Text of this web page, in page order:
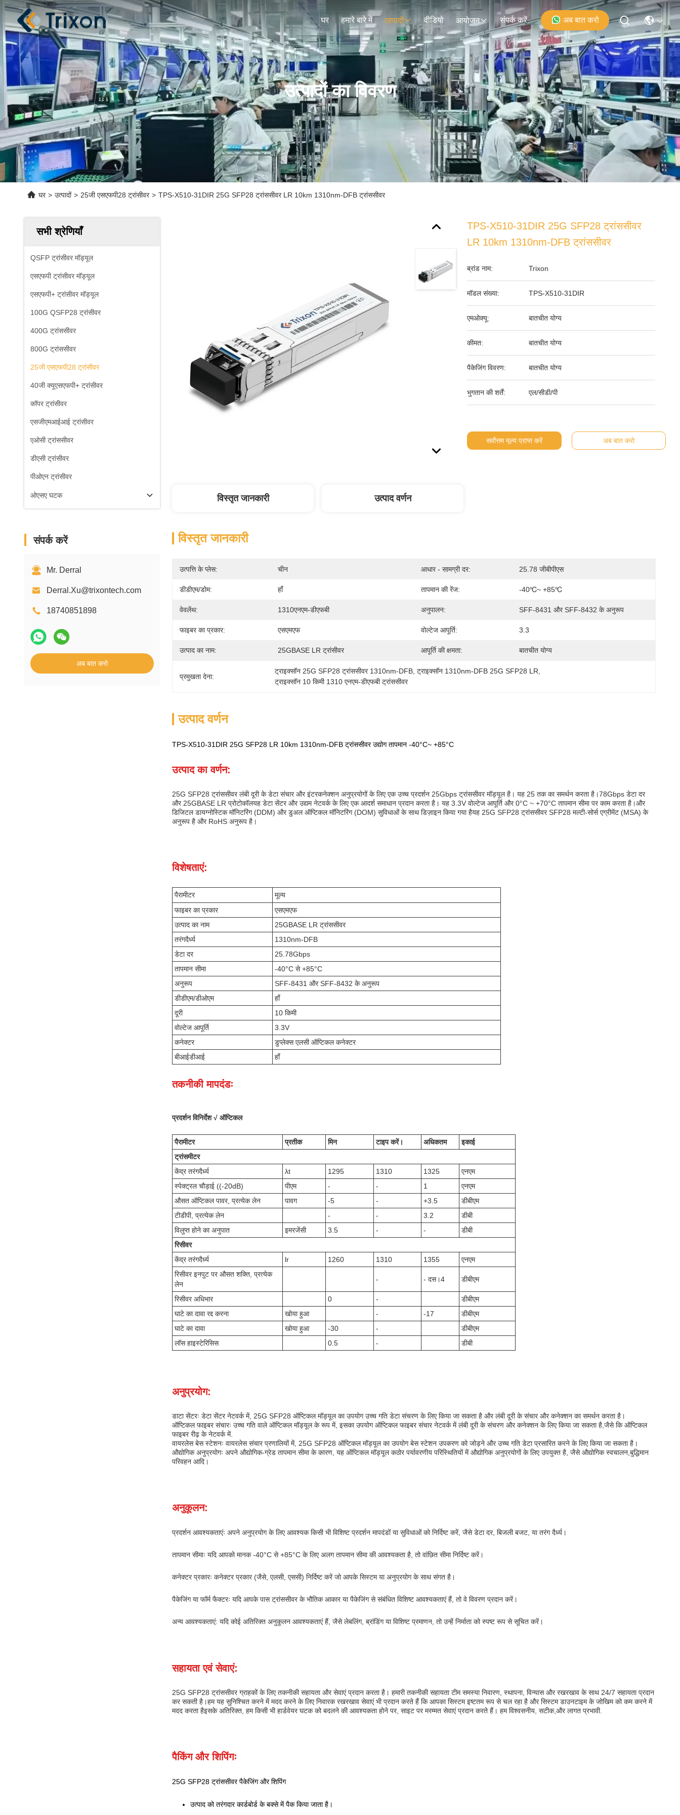
घर हमारे बारे में उत्पादों वीडियो आयोजन संपर्क करें अब बात करो
उत्पादों का विवरण
घर > उत्पादों > 25जी एसएफपी28 ट्रांसीवर > TPS-X510-31DIR 25G SFP28 ट्रांससीवर LR 10km 1310nm-DFB ट्रांससीवर
सभी श्रेणियाँ
QSFP ट्रांसीवर मॉड्यूल
एसएफपी ट्रांसीवर मॉड्यूल
एसएफपी+ ट्रांसीवर मॉड्यूल
100G QSFP28 ट्रांसीवर
400G ट्रांससीवर
800G ट्रांससीवर
25जी एसएफपी28 ट्रांसीवर
40जी क्यूएसएफपी+ ट्रांसीवर
कॉपर ट्रांसीवर
एसजीएमआईआई ट्रांसीवर
एओसी ट्रांससीवर
डीएसी ट्रांसीवर
पीओएन ट्रांसीवर
ओएसए घटक
संपर्क करें
Mr. Derral
Derral.Xu@trixontech.com
18740851898
अब बात करो
TPS-X510-31DIR 25G SFP28 ट्रांससीवर
LR 10km 1310nm-DFB ट्रांससीवर
ब्रांड नाम: Trixon
मॉडल संख्या: TPS-X510-31DIR
एमओक्यू: बातचीत योग्य
कीमत: बातचीत योग्य
पैकेजिंग विवरण: बातचीत योग्य
भुगतान की शर्तें: एल/सीडी/पी
सर्वोत्तम मूल्य प्राप्त करें अब बात करो
विस्तृत जानकारी उत्पाद वर्णन
विस्तृत जानकारी
उत्पत्ति के प्लेस: चीन आधार - सामग्री दर: 25.78 जीबीपीएस
डीडीएम/डोम: हाँ तापमान की रेंज: -40℃~ +85℃
वेवलेंथ: 1310एनएम-डीएफबी अनुपालन: SFF-8431 और SFF-8432 के अनुरूप
फाइबर का प्रकार: एसएमएफ वोल्टेज आपूर्ति: 3.3
उत्पाद का नाम: 25GBASE LR ट्रांसीवर आपूर्ति की क्षमता: बातचीत योग्य
प्रमुखता देना:
ट्राइक्सॉन 25G SFP28 ट्रांससीवर 1310nm-DFB , ट्राइक्सॉन 1310nm-DFB 25G SFP28 LR
ट्राइक्सॉन 10 किमी 1310 एनएम-डीएफबी ट्रांससीवर
उत्पाद वर्णन
TPS-X510-31DIR 25G SFP28 LR 10km 1310nm-DFB ट्रांससीवर उद्योग तापमान -40°C~ +85°C
उत्पाद का वर्णन:
25G SFP28 ट्रांससीवर लंबी दूरी के डेटा संचार और इंटरकनेक्शन अनुप्रयोगों के लिए एक उच्च प्रदर्शन 25Gbps ट्रांससीवर मॉड्यूल है। यह 25 तक का समर्थन करता है।78Gbps डेटा दर
और 25GBASE LR प्रोटोकॉलयह डेटा सेंटर और उद्यम नेटवर्क के लिए एक आदर्श समाधान प्रदान करता है। यह 3.3V वोल्टेज आपूर्ति और 0°C ~ +70°C तापमान सीमा पर काम करता है।और
डिजिटल डायग्नोस्टिक मॉनिटरिंग (DDM) और डुअल ऑप्टिकल मॉनिटरिंग (DOM) सुविधाओं के साथ डिज़ाइन किया गया हैयह 25G SFP28 ट्रांससीवर SFP28 मल्टी-सोर्स एग्रीमेंट (MSA) के
अनुरूप है और RoHS अनुरूप है।
विशेषताएं:
पैरामीटर
मूल्य
फाइबर का प्रकार
एसएमएफ
उत्पाद का नाम
25GBASE LR ट्रांससीवर
तरंगदैर्ध्य
1310nm-DFB
डेटा दर
25.78Gbps
तापमान सीमा
-40°C से +85°C
अनुरूप
SFF-8431 और SFF-8432 के अनुरूप
डीडीएम/डीओएम
हाँ
दूरी
10 किमी
वोल्टेज आपूर्ति
3.3V
कनेक्टर
डुप्लेक्स एलसी ऑप्टिकल कनेक्टर
बीआईडीआई
हाँ
तकनीकी मापदंडः
प्रदर्शन विनिर्देश √ ऑप्टिकल
पैरामीटर प्रतीक मिन टाइप करें। अधिकतम
इकाई
ट्रांसमीटर
केंद्र तरंगदैर्ध्य
λt 1295 1310 1325
एनएम
स्पेक्ट्रल चौड़ाई ((-20dB)
पीएम - - 1
एनएम
औसत ऑप्टिकल पावर, प्रत्येक लेन
पावग -5 - +3.5
डीबीएम
टीडीपी, प्रत्येक लेन
- - 3.2
डीबी
विलुप्त होने का अनुपात
इमरजेंसी 3.5 - -
डीबी
रिसीवर
केंद्र तरंगदैर्ध्य
lr 1260 1310 1355
एनएम
रिसीवर इनपुट पर औसत शक्ति, प्रत्येक
लेन
- - दस।4 डीबीएम
रिसीवर अधिभार 0 -
डीबीएम
घाटे का दावा रद्द करना
खोया हुआ - -17
डीबीएम
घाटे का दावा
खोया हुआ -30 -
डीबीएम
लॉस हाइस्टेरिसिस
0.5 - डीबी
अनुप्रयोग:
डाटा सेंटरः डेटा सेंटर नेटवर्क में, 25G SFP28 ऑप्टिकल मॉड्यूल का उपयोग उच्च गति डेटा संचरण के लिए किया जा सकता है और लंबी दूरी के संचार और कनेक्शन का समर्थन करता है।
ऑप्टिकल फाइबर संचारः उच्च गति वाले ऑप्टिकल मॉड्यूल के रूप में, इसका उपयोग ऑप्टिकल फाइबर संचार नेटवर्क में लंबी दूरी के संचरण और कनेक्शन के लिए किया जा सकता है,जैसे कि ऑप्टिकल
फाइबर रीढ़ के नेटवर्क में.
वायरलेस बेस स्टेशनः वायरलेस संचार प्रणालियों में, 25G SFP28 ऑप्टिकल मॉड्यूल का उपयोग बेस स्टेशन उपकरण को जोड़ने और उच्च गति डेटा प्रसारित करने के लिए किया जा सकता है।
औद्योगिक अनुप्रयोगः अपने औद्योगिक-ग्रेड तापमान सीमा के कारण, यह ऑप्टिकल मॉड्यूल कठोर पर्यावरणीय परिस्थितियों में औद्योगिक अनुप्रयोगों के लिए उपयुक्त है, जैसे औद्योगिक स्वचालन,बुद्धिमान
परिवहन आदि।
अनुकूलन:
प्रदर्शन आवश्यकताएंः अपने अनुप्रयोग के लिए आवश्यक किसी भी विशिष्ट प्रदर्शन मापदंडों या सुविधाओं को निर्दिष्ट करें, जैसे डेटा दर, बिजली बजट, या तरंग दैर्ध्य।
तापमान सीमाः यदि आपको मानक -40°C से +85°C के लिए अलग तापमान सीमा की आवश्यकता है, तो वांछित सीमा निर्दिष्ट करें।
कनेक्टर प्रकारः कनेक्टर प्रकार (जैसे, एलसी, एससी) निर्दिष्ट करें जो आपके सिस्टम या अनुप्रयोग के साथ संगत है।
पैकेजिंग या फॉर्म फैक्टरः यदि आपके पास ट्रांससीवर के भौतिक आकार या पैकेजिंग से संबंधित विशिष्ट आवश्यकताएं हैं, तो वे विवरण प्रदान करें।
अन्य आवश्यकताएं: यदि कोई अतिरिक्त अनुकूलन आवश्यकताएं हैं, जैसे लेबलिंग, ब्रांडिंग या विशिष्ट प्रमाणन, तो उन्हें निर्माता को स्पष्ट रूप से सूचित करें।
सहायता एवं सेवाएं:
25G SFP28 ट्रांससीवर ग्राहकों के लिए तकनीकी सहायता और सेवाएं प्रदान करता है। हमारी तकनीकी सहायता टीम समस्या निवारण, स्थापना, विन्यास और रखरखाव के साथ 24/7 सहायता प्रदान
कर सकती है।हम यह सुनिश्चित करने में मदद करने के लिए निवारक रखरखाव सेवाएं भी प्रदान करते हैं कि आपका सिस्टम इष्टतम रूप से चल रहा है और सिस्टम डाउनटाइम के जोखिम को कम करने में
मदद करता हैइसके अतिरिक्त, हम किसी भी हार्डवेयर घटक को बदलने की आवश्यकता होने पर, साइट पर मरम्मत सेवाएं प्रदान करते हैं। हम विश्वसनीय, सटीक,और लागत प्रभावी.
पैकिंग और शिपिंगः
25G SFP28 ट्रांससीवर पैकेजिंग और शिपिंग
उत्पाद को तरंगदार कार्डबोर्ड के बक्से में पैक किया जाता है।